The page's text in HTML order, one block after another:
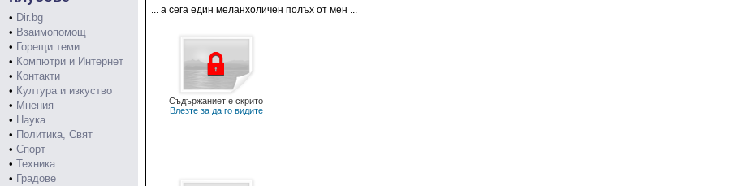
• Dir.bg
• Взаимопомощ
• Горещи теми
• Компютри и Интернет
• Контакти
• Култура и изкуство
• Мнения
• Наука
• Политика, Свят
• Спорт
• Техника
• Градове
... а сега един меланхоличен полъх от мен ...
Съдържаниет е скрито
Влезте за да го видите